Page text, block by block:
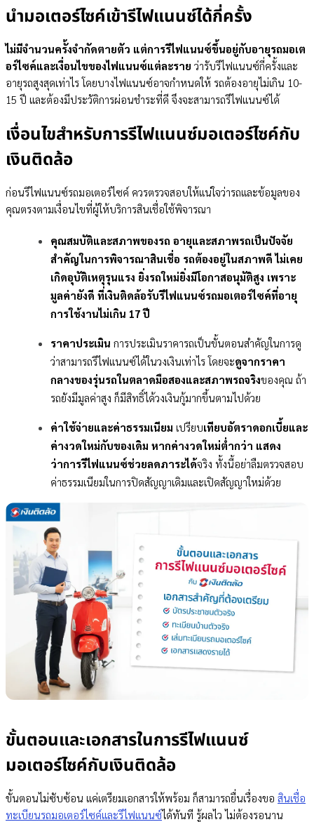
นำมอเตอร์ไซค์เข้ารีไฟแนนซ์ได้กี่ครั้ง
ไม่มีจำนวนครั้งจำกัดตายตัว แต่การรีไฟแนนซ์ขึ้นอยู่กับอายุรถมอเต
อร์ไซค์และเงื่อนไขของไฟแนนซ์แต่ละราย ว่ารับรีไฟแนนซ์กี่ครั้งและ
อายุรถสูงสุดเท่าไร โดยบางไฟแนนซ์อาจกำหนดให้ รถต้องอายุไม่เกิน 10-
15 ปี และต้องมีประวัติการผ่อนชำระที่ดี จึงจะสามารถรีไฟแนนซ์ได้
เงื่อนไขสำหรับการรีไฟแนนซ์มอเตอร์ไซค์กับ
เงินติดล้อ
ก่อนรีไฟแนนซ์รถมอเตอร์ไซค์ ควรตรวจสอบให้แน่ใจว่ารถและข้อมูลของ
คุณตรงตามเงื่อนไขที่ผู้ให้บริการสินเชื่อใช้พิจารณา
คุณสมบัติและสภาพของรถ อายุและสภาพรถเป็นปัจจัย
สำคัญในการพิจารณาสินเชื่อ รถต้องอยู่ในสภาพดี ไม่เคย
เกิดอุบัติเหตุรุนแรง ยิ่งรถใหม่ยิ่งมีโอกาสอนุมัติสูง เพราะ
มูลค่ายังดี ที่เงินติดล้อรับรีไฟแนนซ์รถมอเตอร์ไซค์ที่อายุ
การใช้งานไม่เกิน 17 ปี
ราคาประเมิน การประเมินราคารถเป็นขั้นตอนสำคัญในการดู
ว่าสามารถรีไฟแนนซ์ได้ในวงเงินเท่าไร โดยจะดูจากราคา
กลางของรุ่นรถในตลาดมือสองและสภาพรถจริงของคุณ ถ้า
รถยังมีมูลค่าสูง ก็มีสิทธิ์ได้วงเงินกู้มากขึ้นตามไปด้วย
ค่าใช้จ่ายและค่าธรรมเนียม เปรียบเทียบอัตราดอกเบี้ยและ
ค่างวดใหม่กับของเดิม หากค่างวดใหม่ต่ำกว่า แสดง
ว่าการรีไฟแนนซ์ช่วยลดภาระได้จริง ทั้งนี้อย่าลืมตรวจสอบ
ค่าธรรมเนียมในการปิดสัญญาเดิมและเปิดสัญญาใหม่ด้วย
ขั้นตอนและเอกสารในการรีไฟแนนซ์
มอเตอร์ไซค์กับเงินติดล้อ
ขั้นตอนไม่ซับซ้อน แค่เตรียมเอกสารให้พร้อม ก็สามารถยื่นเรื่องขอ สินเชื่อ
ทะเบียนรถมอเตอร์ไซค์และรีไฟแนนซ์ได้ทันที รู้ผลไว ไม่ต้องรอนาน